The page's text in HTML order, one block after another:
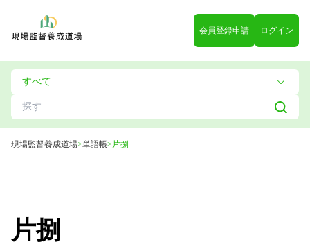
会員登録申請 ログイン
現場監督養成道場>単語帳> 片捌
片捌